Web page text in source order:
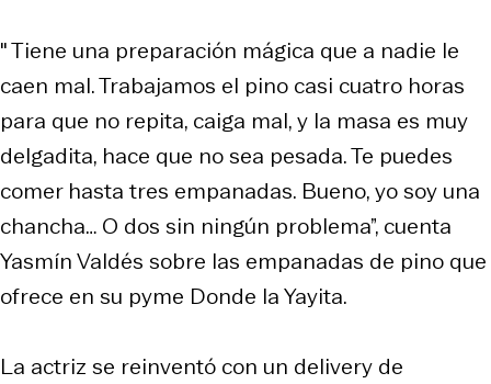
" Tiene una preparación mágica que a nadie le
caen mal. Trabajamos el pino casi cuatro horas
para que no repita, caiga mal, y la masa es muy
delgadita, hace que no sea pesada. Te puedes
comer hasta tres empanadas. Bueno, yo soy una
chancha… O dos sin ningún problema”, cuenta
Yasmín Valdés sobre las empanadas de pino que
ofrece en su pyme Donde la Yayita.
La actriz se reinventó con un delivery de